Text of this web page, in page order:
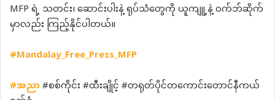
MFP ရဲ့ သတင်း၊ ဆောင်းပါးနဲ့ ရုပ်သံတွေကို ယူကျူ့နဲ့ ဝက်ဘ်ဆိုက်
မှာလည်း ကြည့်နိုင်ပါတယ်။
#Mandalay_Free_Press_MFP
#အညာ#စစ်ကိုင်း #ထီးချိုင့် #တရုတ်ပိုင်တကောင်းတောင်နီကယ်